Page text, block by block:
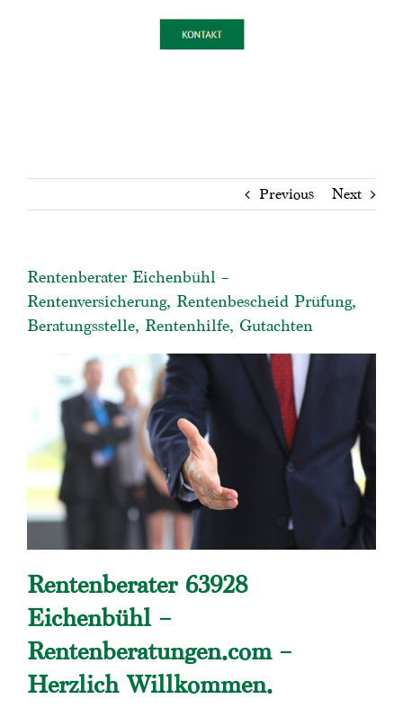
Previous Next
Rentenberater Eichenbühl –
Rentenversicherung, Rentenbescheid Prüfung,
Beratungsstelle, Rentenhilfe, Gutachten
Rentenberater 63928
Eichenbühl –
Rentenberatungen.com –
Herzlich Willkommen.